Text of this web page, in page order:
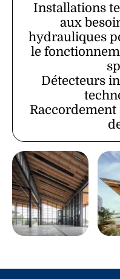
Installations
aux
hydrauliques
le
Détecteurs
Raccordement